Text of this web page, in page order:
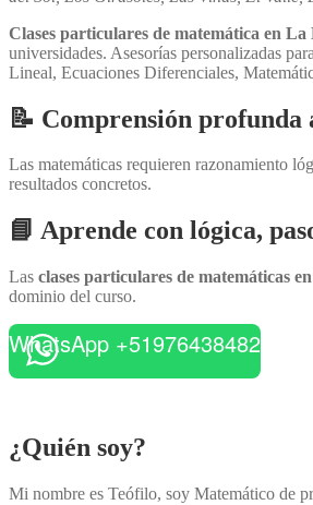
Clases particulares de matemática en
universidades. Asesorías personalizadas
Lineal, Ecuaciones Diferenciales,
📝 Comprensión profunda
Las matemáticas requieren razonamiento
resultados concretos.
📘 Aprende con lógica,
Las clases particulares de matemáticas
dominio del curso.
WhatsApp +51976438482
¿Quién soy?
Mi nombre es Teófilo, soy Matemático de